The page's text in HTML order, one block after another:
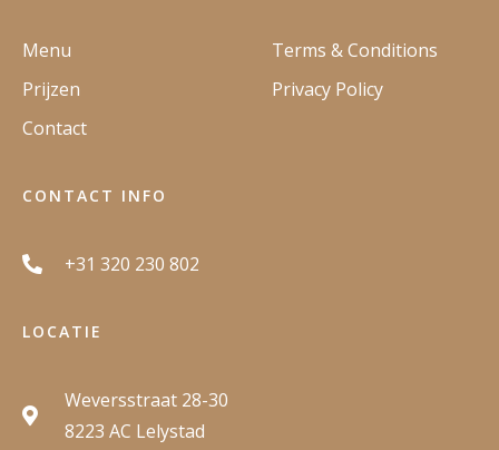
Menu
Prijzen
Contact
Terms & Conditions
Privacy Policy
CONTACT INFO
+31 320 230 802
LOCATIE
Weversstraat 28-30
8223 AC Lelystad